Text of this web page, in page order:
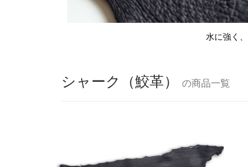
水に強く
シャーク（鮫革） の商品一覧